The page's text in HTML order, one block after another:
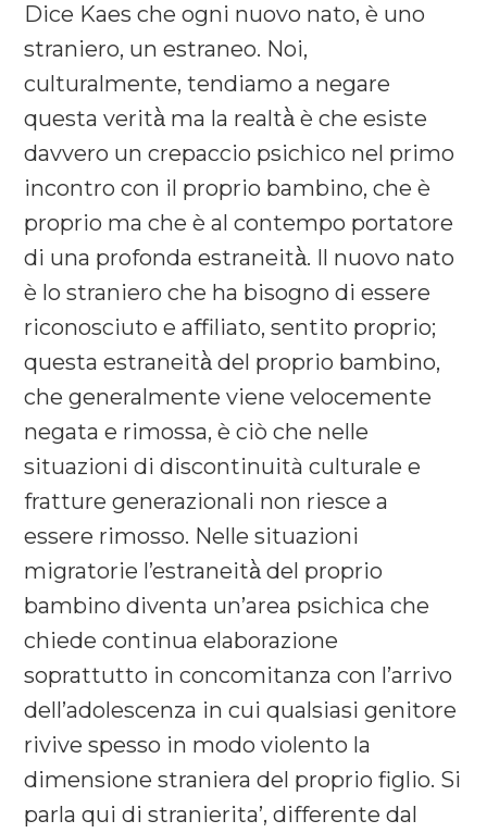
Dice Kaes che ogni nuovo nato, è uno
straniero, un estraneo. Noi,
culturalmente, tendiamo a negare
questa verità̀ ma la realtà̀ è che esiste
davvero un crepaccio psichico nel primo
incontro con il proprio bambino, che è
proprio ma che è al contempo portatore
di una profonda estraneità̀. Il nuovo nato
è lo straniero che ha bisogno di essere
riconosciuto e affiliato, sentito proprio;
questa estraneità̀ del proprio bambino,
che generalmente viene velocemente
negata e rimossa, è ciò che nelle
situazioni di discontinuità culturale e
fratture generazionali non riesce a
essere rimosso. Nelle situazioni
migratorie l’estraneità̀ del proprio
bambino diventa un’area psichica che
chiede continua elaborazione
soprattutto in concomitanza con l’arrivo
dell’adolescenza in cui qualsiasi genitore
rivive spesso in modo violento la
dimensione straniera del proprio figlio. Si
parla qui di stranierita’, differente dal